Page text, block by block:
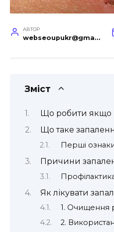
АВТОР
webseoupukr@gmail.com
Зміст
Що робити якщо
Що таке
Перші
Причини
Як лікувати
1. Очищення
2.